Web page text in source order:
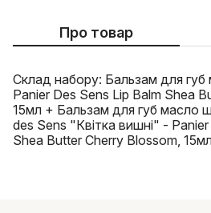
Про товар
Склад набору: Бальзам для
Panier Des Sens Lip Balm Shea
15мл + Бальзам для губ масло
des Sens "Квітка вишні" -
Shea Butter Cherry Blossom,